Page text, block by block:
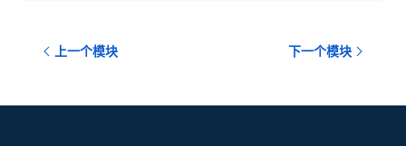
上一个模块 下一个模块